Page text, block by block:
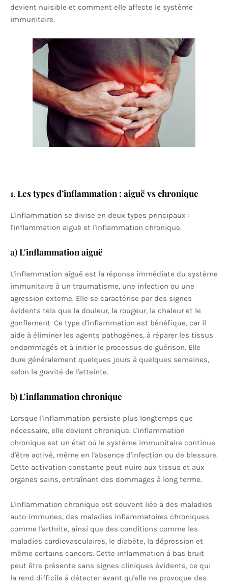
devient nuisible et comment elle affecte le système
immunitaire.
1.Les types d’inflammation : aiguë vs chronique
L'inflammation se divise en deux types principaux :
l'inflammation aiguë et l'inflammation chronique.
a)L'inflammation aiguë
L'inflammation aiguë est la réponse immédiate du système
immunitaire à un traumatisme, une infection ou une
agression externe. Elle se caractérise par des signes
évidents tels que la douleur, la rougeur, la chaleur et le
gonflement. Ce type d'inflammation est bénéfique, car il
aide à éliminer les agents pathogènes, à réparer les tissus
endommagés et à initier le processus de guérison. Elle
dure généralement quelques jours à quelques semaines,
selon la gravité de l'atteinte.
b)L'inflammation chronique
Lorsque l'inflammation persiste plus longtemps que
nécessaire, elle devient chronique. L'inflammation
chronique est un état où le système immunitaire continue
d'être activé, même en l'absence d'infection ou de blessure.
Cette activation constante peut nuire aux tissus et aux
organes sains, entraînant des dommages à long terme.
L'inflammation chronique est souvent liée à des maladies
auto-immunes, des maladies inflammatoires chroniques
comme l'arthrite, ainsi que des conditions comme les
maladies cardiovasculaires, le diabète, la dépression et
même certains cancers. Cette inflammation à bas bruit
peut être présente sans signes cliniques évidents, ce qui
la rend difficile à détecter avant qu'elle ne provoque des